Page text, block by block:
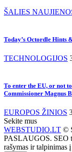
ŠALIES
Today’s Octordle Hints
TECHNOLOGIJOS
To enter the EU, or not
Commissioner Magnus
EUROPOS ŽINIOS
Sekite mus
WEBSTUDIO.LT ©
PASLAUGOS. SEO
rašymas ir talpinimas